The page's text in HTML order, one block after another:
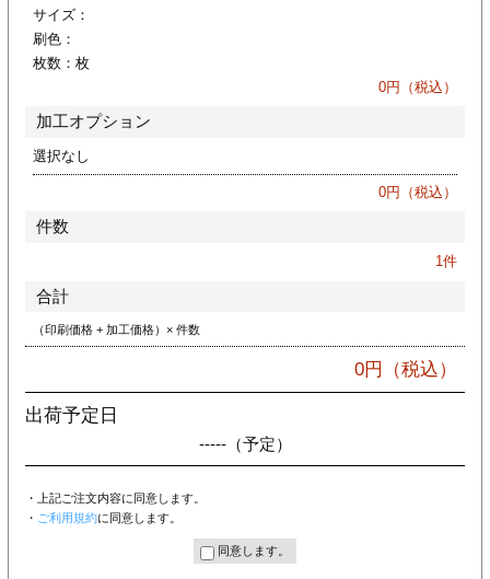
サイズ：
刷色：
枚数： 枚
0円（税込）
加工オプション
選択なし
0円（税込）
件数
1件
合計
（印刷価格 + 加工価格）× 件数
0円（税込）
出荷予定日
-----（予定）
・上記ご注文内容に同意します。
・ ご利用規約に同意します。
同意します。